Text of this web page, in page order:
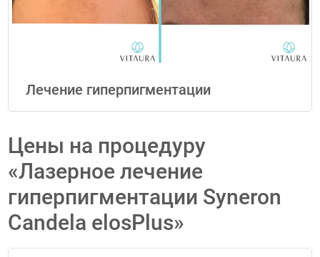
Лечение гиперпигментации
Цены на процедуру
«Лазерное лечение
гиперпигментации Syneron
Candela elosPlus»